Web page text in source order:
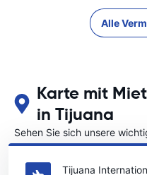
Alle
Karte mit
in Tijuana
Sehen Sie sich unsere
Tijuana an
Tijuana